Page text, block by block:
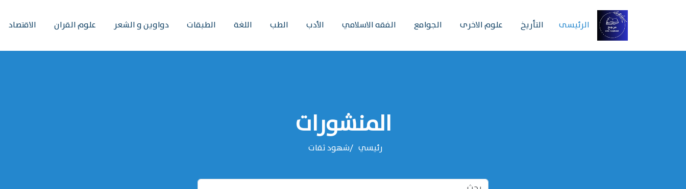
الرئیسی التأريخ علوم الاخرى الجوامع الفقه الاسلامي الأدب الطب اللغة الطبقات دواوين و الشعر علوم القران الاقتصاد
المنشورات
رئيسي شهود ثقات